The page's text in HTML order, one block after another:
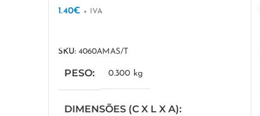
1.40€ + IVA
SKU: 4060AMAS/T
PESO 0.300 kg
DIMENSÕES (C X L X A)